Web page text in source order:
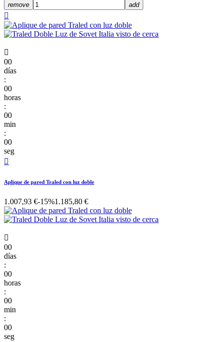
remove add


00
días
:
00
horas
:
00
min
:
00
seg

Aplique de pared Traled con luz doble
1.007,93 €-15%1.185,80 €

00
días
:
00
horas
:
00
min
:
00
seg